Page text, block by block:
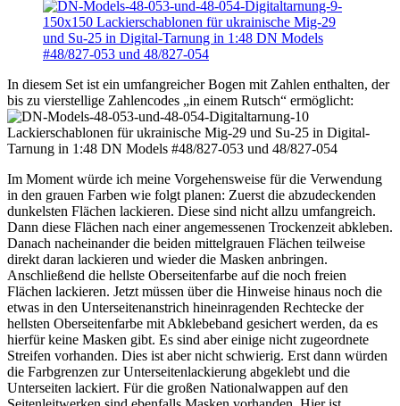
In diesem Set ist ein umfangreicher Bogen mit Zahlen enthalten, der
bis zu vierstellige Zahlencodes „in einem Rutsch“ ermöglicht:
Im Moment würde ich meine Vorgehensweise für die Verwendung
in den grauen Farben wie folgt planen: Zuerst die abzudeckenden
dunkelsten Flächen lackieren. Diese sind nicht allzu umfangreich.
Dann diese Flächen nach einer angemessenen Trockenzeit abkleben.
Danach nacheinander die beiden mittelgrauen Flächen teilweise
direkt daran lackieren und wieder die Masken anbringen.
Anschließend die hellste Oberseitenfarbe auf die noch freien
Flächen lackieren. Jetzt müssen über die Hinweise hinaus noch die
etwas in den Unterseitenanstrich hineinragenden Rechtecke der
hellsten Oberseitenfarbe mit Abklebeband gesichert werden, da es
hierfür keine Masken gibt. Es sind aber einige nicht zugeordnete
Streifen vorhanden. Dies ist aber nicht schwierig. Erst dann würden
die Farbgrenzen zur Unterseitenlackierung abgeklebt und die
Unterseiten lackiert. Für die großen Nationalwappen auf den